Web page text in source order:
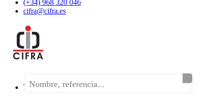
(+34) 968 320 046
cifra@cifra.es
Teléfono:(+34) 968 320 046